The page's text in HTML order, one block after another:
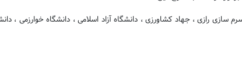
سازی رازی ، جهاد کشاورزی ، دانشگاه آزاد اسلامی ، دانشگاه خوارزمی